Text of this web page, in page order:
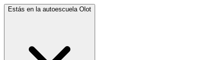
Estás en la autoescuela Olot